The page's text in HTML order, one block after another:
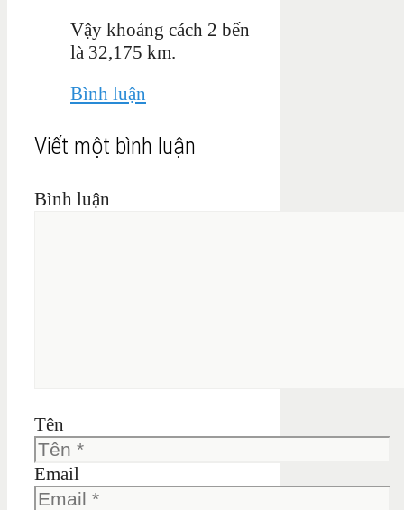
Vậy khoảng cách 2 bến
là 32,175 km.
Bình luận
Viết một bình luận
Bình luận
Tên
Email